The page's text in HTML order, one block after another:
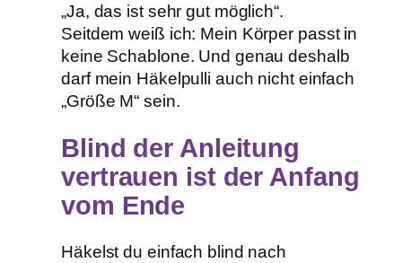
„Ja, das ist sehr gut möglich“.
Seitdem weiß ich: Mein Körper passt in
keine Schablone. Und genau deshalb
darf mein Häkelpulli auch nicht einfach
„Größe M“ sein.
Blind der Anleitung
vertrauen ist der Anfang
vom Ende
Häkelst du einfach blind nach